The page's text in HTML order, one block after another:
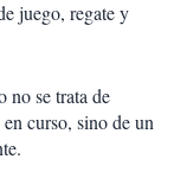
juego, regate y
no se trata de
curso, sino de un